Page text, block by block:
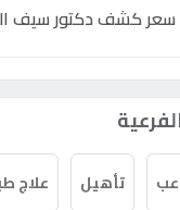
سعر كشفدكتورسيف
تأهيل علاج